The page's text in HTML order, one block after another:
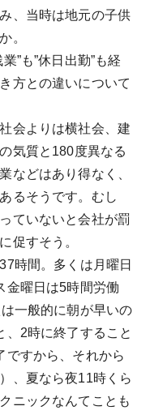
、当時は地元の子供
。
”も”休日出勤”も経
方との違いについて
会よりは横社会、建
気質と180度異なる
などはあり得なく、
るそうです。むし
ていないと会社が罰
促すそう。
時間。多くは月曜日
金曜日は5時間労働
一般的に朝が早いの
、2時に終了すること
ですから、それから
、夏なら夜11時くら
ニックなんてことも